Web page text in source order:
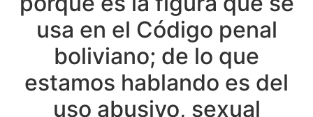
usa en el Código penal
boliviano; de lo que
estamos hablando es del
uso abusivo, sexual